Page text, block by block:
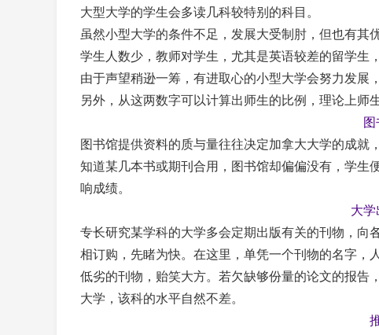
大型大学的学生会多读几科较特别的科目。
虽然小型大学的条件不足，发展大受制肘，但也有其
学生人数少，教师对学生，尤其是英语较差的留学生
由于声望稍逊一筹，有进取心的小型大学会努力发展
另外，从这两数字可以计算出师生的比例，理论上师
图书馆提供资料的质与量往往决定加拿大大学的成
知道某几本书或期刊合用，图书馆却偏偏没有，学
响成绩。
大
专长研究某学科的大学多会定期出版有关的刊物，
相订购，先睹为快。在这里，单凭一个刊物的名字
低劣的刊物，贻笑大方。若欠缺够份量的论文的报告
大学，该科的水平自然不差。